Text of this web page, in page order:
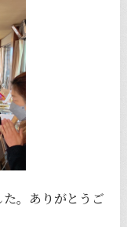
。ありがとうご